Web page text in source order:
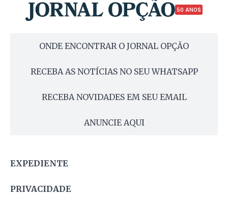
50 ANOS
ONDE ENCONTRAR O JORNAL OPÇÃO
RECEBA AS NOTÍCIAS NO SEU WHATSAPP
RECEBA NOVIDADES EM SEU EMAIL
ANUNCIE AQUI
EXPEDIENTE
PRIVACIDADE